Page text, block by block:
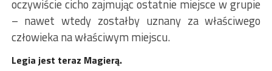
oczywiście cicho zajmując ostatnie miejsce w grupie
– nawet wtedy zostałby uznany za właściwego
człowieka na właściwym miejscu.
Legia jest teraz Magierą.